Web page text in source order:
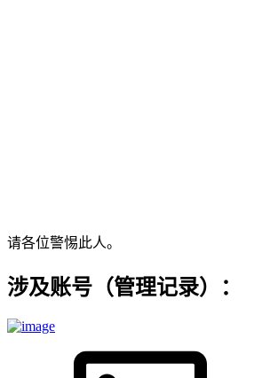
请各位警惕此人。
涉及账号（管理记录）：